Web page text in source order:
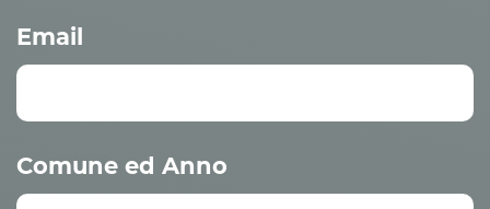
Email
Comune ed Anno